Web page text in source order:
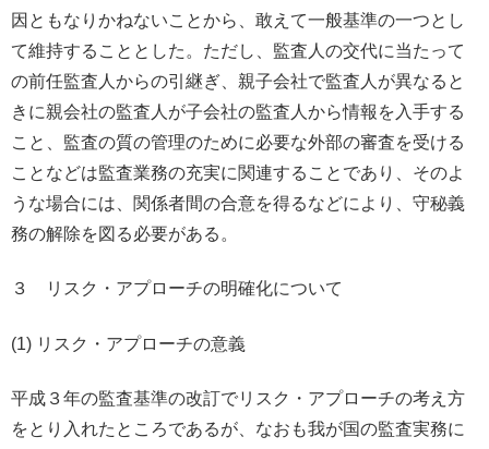
因ともなりかねないことから、敢えて一般基準の一つとし
て維持することとした。ただし、監査人の交代に当たって
の前任監査人からの引継ぎ、親子会社で監査人が異なると
きに親会社の監査人が子会社の監査人から情報を入手する
こと、監査の質の管理のために必要な外部の審査を受ける
ことなどは監査業務の充実に関連することであり、そのよ
うな場合には、関係者間の合意を得るなどにより、守秘義
務の解除を図る必要がある。
３ リスク・アプローチの明確化について
(1) リスク・アプローチの意義
平成３年の監査基準の改訂でリスク・アプローチの考え方
をとり入れたところであるが、なおも我が国の監査実務に